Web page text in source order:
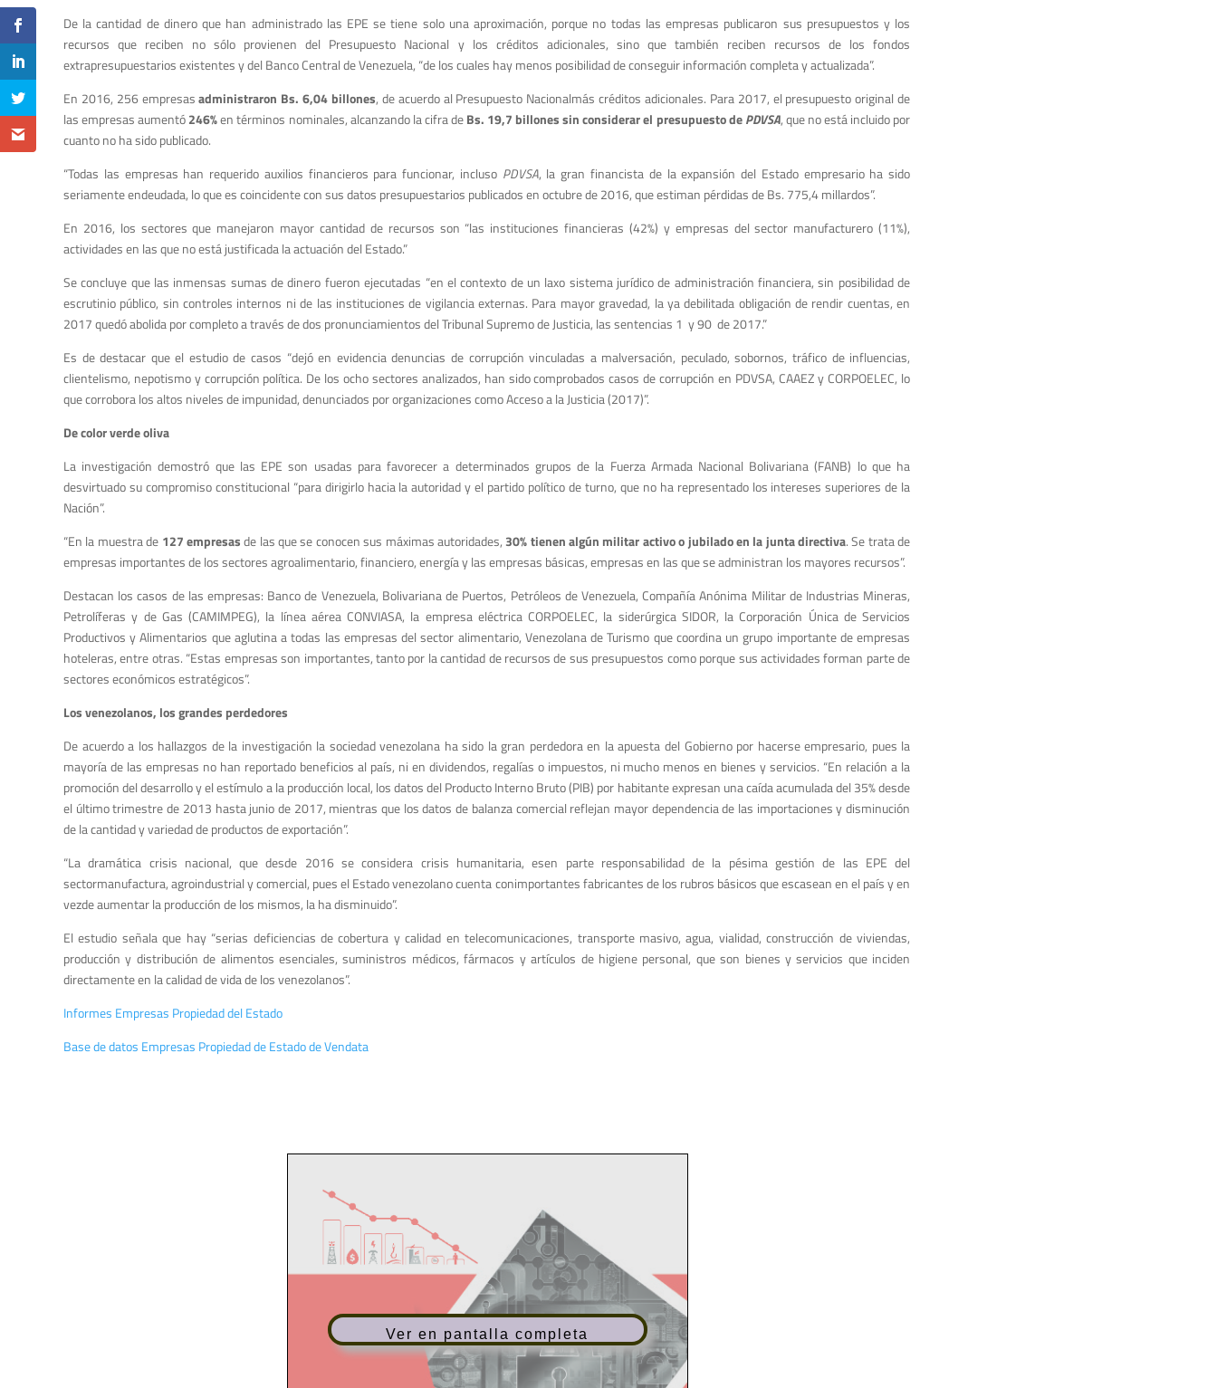
De la cantidad de dinero que han administrado las EPE se tiene solo una aproximación, porque no todas las empresas publicaron sus presupuestos y los
recursos que reciben no sólo provienen del Presupuesto Nacional y los créditos adicionales, sino que también reciben recursos de los fondos
extrapresupuestarios existentes y del Banco Central de Venezuela, “de los cuales hay menos posibilidad de conseguir información completa y actualizada”.
En 2016, 256 empresasadministraron Bs. 6,04 billones, de acuerdo al Presupuesto Nacionalmás créditos adicionales. Para 2017, el presupuesto original de
las empresas aumentó246%en términos nominales, alcanzando la cifra deBs. 19,7 billones sin considerar el presupuesto dePDVSA, que no está incluido por
cuanto no ha sido publicado.
“Todas las empresas han requerido auxilios financieros para funcionar, incluso PDVSA, la gran financista de la expansión del Estado empresario ha sido
seriamente endeudada, lo que es coincidente con sus datos presupuestarios publicados en octubre de 2016, que estiman pérdidas de Bs. 775,4 millardos”.
En 2016, los sectores que manejaron mayor cantidad de recursos son “las instituciones financieras (42%) y empresas del sector manufacturero (11%),
actividades en las que no está justificada la actuación del Estado.”
Se concluye que las inmensas sumas de dinero fueron ejecutadas “en el contexto de un laxo sistema jurídico de administración financiera, sin posibilidad de
escrutinio público, sin controles internos ni de las instituciones de vigilancia externas. Para mayor gravedad, la ya debilitada obligación de rendir cuentas, en
2017 quedó abolida por completo a través de dos pronunciamientos del Tribunal Supremo de Justicia, las sentencias 1 y 90 de 2017.”
Es de destacar que el estudio de casos “dejó en evidencia denuncias de corrupción vinculadas a malversación, peculado, sobornos, tráfico de influencias,
clientelismo, nepotismo y corrupción política. De los ocho sectores analizados, han sido comprobados casos de corrupción en PDVSA, CAAEZ y CORPOELEC, lo
que corrobora los altos niveles de impunidad, denunciados por organizaciones como Acceso a la Justicia (2017)”.
De color verde oliva
La investigación demostró que las EPE son usadas para favorecer a determinados grupos de la Fuerza Armada Nacional Bolivariana (FANB) lo que ha
desvirtuado su compromiso constitucional “para dirigirlo hacia la autoridad y el partido político de turno, que no ha representado los intereses superiores de la
Nación”.
“En la muestra de 127 empresasde las que se conocen sus máximas autoridades, 30% tienen algún militar activo o jubilado en la junta directiva. Se trata de
empresas importantes de los sectores agroalimentario, financiero, energía y las empresas básicas, empresas en las que se administran los mayores recursos”.
Destacan los casos de las empresas: Banco de Venezuela, Bolivariana de Puertos, Petróleos de Venezuela, Compañía Anónima Militar de Industrias Mineras,
Petrolíferas y de Gas (CAMIMPEG), la línea aérea CONVIASA, la empresa eléctrica CORPOELEC, la siderúrgica SIDOR, la Corporación Única de Servicios
Productivos y Alimentarios que aglutina a todas las empresas del sector alimentario, Venezolana de Turismo que coordina un grupo importante de empresas
hoteleras, entre otras. “Estas empresas son importantes, tanto por la cantidad de recursos de sus presupuestos como porque sus actividades forman parte de
sectores económicos estratégicos”.
Los venezolanos, los grandes perdedores
De acuerdo a los hallazgos de la investigación la sociedad venezolana ha sido la gran perdedora en la apuesta del Gobierno por hacerse empresario, pues la
mayoría de las empresas no han reportado beneficios al país, ni en dividendos, regalías o impuestos, ni mucho menos en bienes y servicios. “En relación a la
promoción del desarrollo y el estímulo a la producción local, los datos del Producto Interno Bruto (PIB) por habitante expresan una caída acumulada del 35% desde
el último trimestre de 2013 hasta junio de 2017, mientras que los datos de balanza comercial reflejan mayor dependencia de las importaciones y disminución
de la cantidad y variedad de productos de exportación”.
“La dramática crisis nacional, que desde 2016 se considera crisis humanitaria, esen parte responsabilidad de la pésima gestión de las EPE del
sectormanufactura, agroindustrial y comercial, pues el Estado venezolano cuenta conimportantes fabricantes de los rubros básicos que escasean en el país y en
vezde aumentar la producción de los mismos, la ha disminuido”.
El estudio señala que hay “serias deficiencias de cobertura y calidad en telecomunicaciones, transporte masivo, agua, vialidad, construcción de viviendas,
producción y distribución de alimentos esenciales, suministros médicos, fármacos y artículos de higiene personal, que son bienes y servicios que inciden
directamente en la calidad de vida de los venezolanos”.
Informes Empresas Propiedad del Estado
Base de datos Empresas Propiedad de Estado de Vendata
Ver en pantalla completa